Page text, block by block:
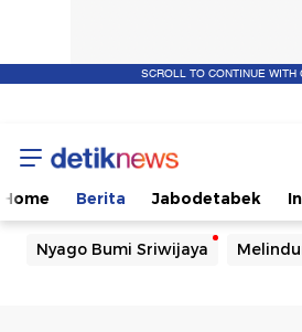
SCROLL TO CONTINUE WITH
Home Berita Jabodetabek
Nyago Bumi Sriwijaya